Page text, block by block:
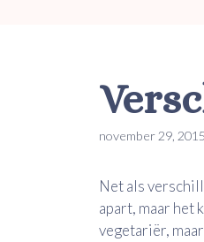
november 29, 2015
Net als
apart, maar het
vegetariër,